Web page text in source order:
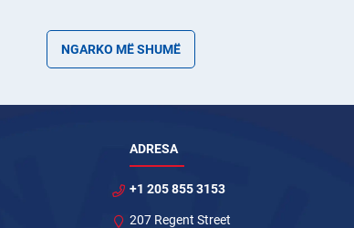
NGARKO MË SHUMË
ADRESA
+1 205 855 3153
207 Regent Street